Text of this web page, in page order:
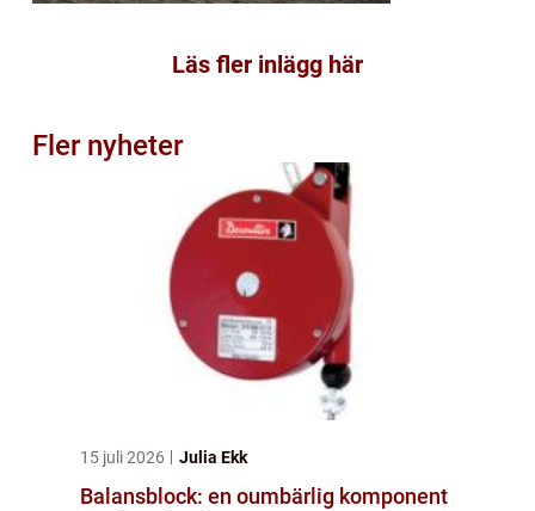
Läs fler inlägg här
Fler nyheter
15 juli 2026 Julia Ekk
Balansblock: en oumbärlig komponent